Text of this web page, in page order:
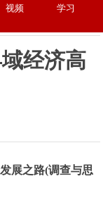
视频
学习
经济高
展之路(调查与思